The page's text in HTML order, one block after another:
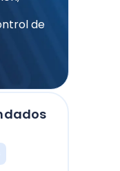
de